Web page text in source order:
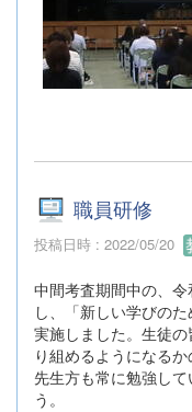
職員研修
投稿日時 : 2022/05/20
中間考査期間中の、
し、「新しい学びの
実施しました。生徒
り組めるようになる
先生方も常に勉強し
う。